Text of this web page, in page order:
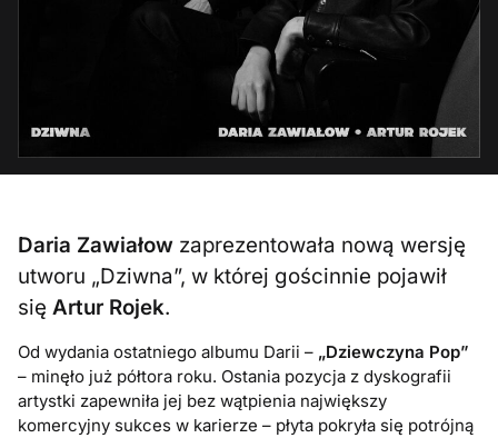
Daria Zawiałow zaprezentowała nową wersję
utworu „Dziwna”, w której gościnnie pojawił
sięArtur Rojek.
Od wydania ostatniego albumu Darii – „Dziewczyna Pop”
– minęło już półtora roku. Ostania pozycja z dyskografii
artystki zapewniła jej bez wątpienia największy
komercyjny sukces w karierze – płyta pokryła się potrójną